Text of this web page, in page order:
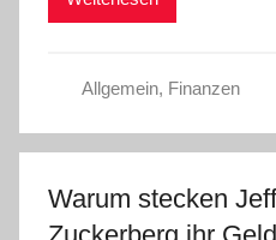
Allgemein, Finanzen
Warum stecken